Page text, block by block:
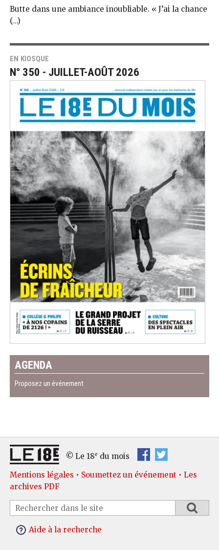
Butte dans une ambiance inoubliable. « J’ai la chance
(…)
EN KIOSQUE
N° 350 - JUILLET-AOÛT 2026
AGENDA
Proposez un événement
© Le 18e du mois
Mentions légales • Soumettez un événement • Les
archives PDF
Aide à la recherche